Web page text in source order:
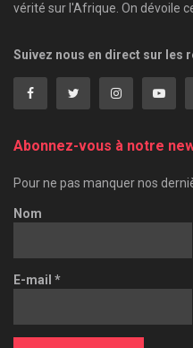
vérité sur l'Afrique. On dévoile
Suivez nous en direct sur les
Abonnez-vous à notre
Pour ne pas manquer nos
Nom
E-mail *